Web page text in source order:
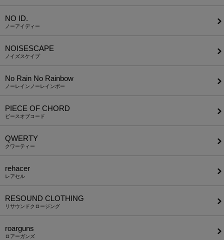
NO ID.
ノーアイディー
NOISESCAPE
ノイズスケイプ
No Rain No Rainbow
ノーレインノーレインボー
PIECE OF CHORD
ピースオブコード
QWERTY
クワーティー
rehacer
レアセル
RESOUND CLOTHING
リサウンドクロージング
roarguns
ロアーガンズ